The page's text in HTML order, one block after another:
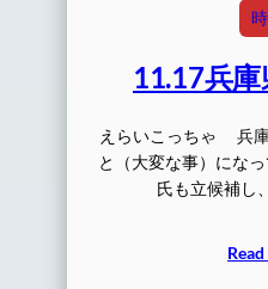
11.17兵
えらいこっちゃ 兵
と（大変な事）にな
氏も立候補し